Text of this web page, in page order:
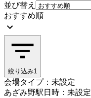
並び替え
おすすめ順
絞り込み1
会場タイプ：未設定
あざみ野駅日時：未設定